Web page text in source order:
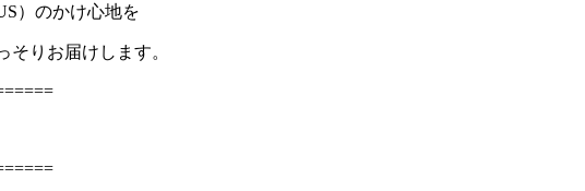
）のかけ心地を
りお届けします。